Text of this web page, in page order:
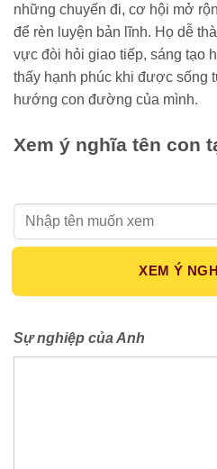
những chuyến đi, cơ hội mở
để rèn luyện bản lĩnh. Họ dễ
vực đòi hỏi giao tiếp, sáng tạo
thấy hạnh phúc khi được sống
hướng con đường của mình.
Xem ý nghĩa tên con
XEM Ý
Sự nghiệp của Anh